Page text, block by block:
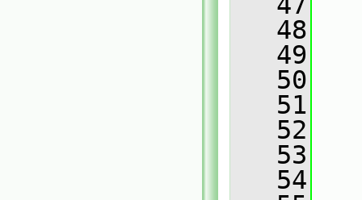
   48
   49
   50
   51
   52
   53
   54